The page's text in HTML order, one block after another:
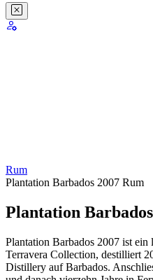
Rum
Plantation Barbados 2007 Rum
Plantation
Plantation Barbados 2007 ist
Terravera Collection, destilliert
Distillery auf Barbados.